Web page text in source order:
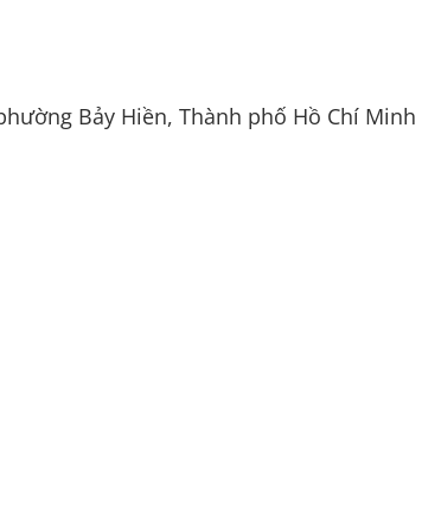
Bảy Hiền, Thành phố Hồ Chí Minh